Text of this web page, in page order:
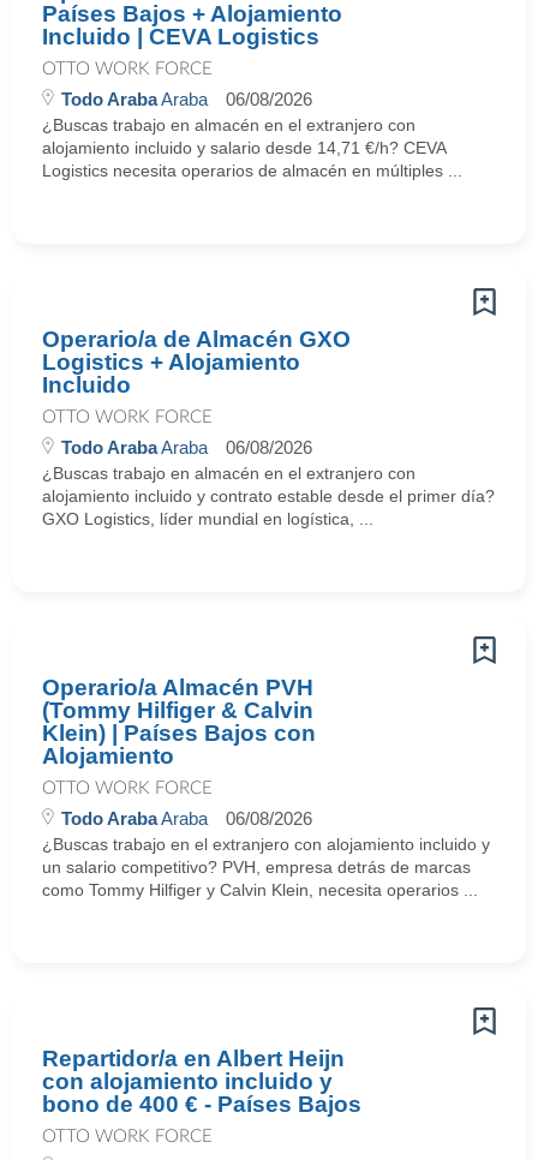
Países Bajos + Alojamiento
Incluido | CEVA Logistics
OTTO WORK FORCE
Todo ArabaAraba 06/08/2026
¿Buscas trabajo en almacén en el extranjero con
alojamiento incluido y salario desde 14,71 €/h? CEVA
Logistics necesita operarios de almacén en múltiples ...
Operario/a de Almacén GXO
Logistics + Alojamiento
Incluido
OTTO WORK FORCE
Todo ArabaAraba 06/08/2026
¿Buscas trabajo en almacén en el extranjero con
alojamiento incluido y contrato estable desde el primer día?
GXO Logistics, líder mundial en logística, ...
Operario/a Almacén PVH
(Tommy Hilfiger & Calvin
Klein) | Países Bajos con
Alojamiento
OTTO WORK FORCE
Todo ArabaAraba 06/08/2026
¿Buscas trabajo en el extranjero con alojamiento incluido y
un salario competitivo? PVH, empresa detrás de marcas
como Tommy Hilfiger y Calvin Klein, necesita operarios ...
Repartidor/a en Albert Heijn
con alojamiento incluido y
bono de 400 € - Países Bajos
OTTO WORK FORCE